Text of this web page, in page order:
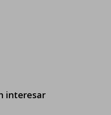
interesar